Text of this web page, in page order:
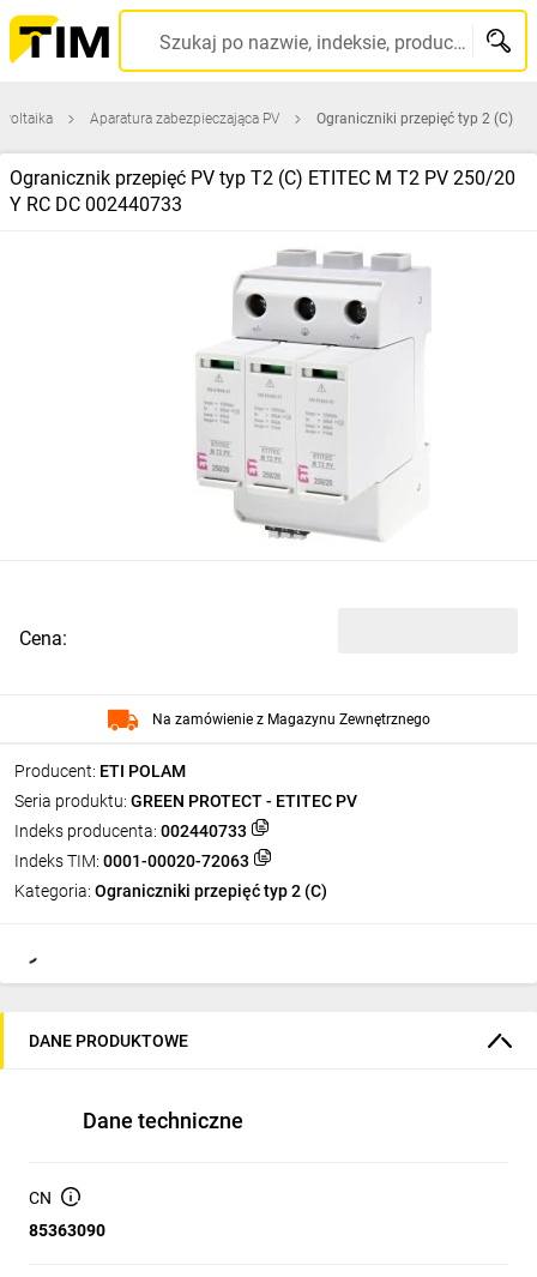
Szukaj po nazwie, indeksie, producencie, kodzie kreskowym...
Aparatura zabezpieczająca PV Ograniczniki przepięć typ 2 (C)
Ogranicznik przepięć PV typ T2 (C) ETITEC M T2 PV 250/20
Y RC DC 002440733
Producent: ETI POLAM
Seria produktu: GREEN PROTECT - ETITEC PV
Indeks producenta: 002440733
Indeks TIM: 0001-00020-72063
Kategoria:
Ograniczniki przepięć typ 2 (C)
Cena:
Na zamówienie z Magazynu Zewnętrznego
DANE PRODUKTOWE
Dane techniczne
CN
85363090